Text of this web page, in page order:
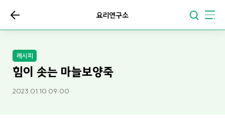
요리연구소
레시피
힘이 솟는 마늘보양죽
2023.01.10 09:00